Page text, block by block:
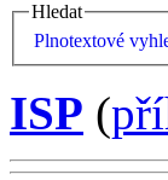
Hledat
Plnotextové
ISP (